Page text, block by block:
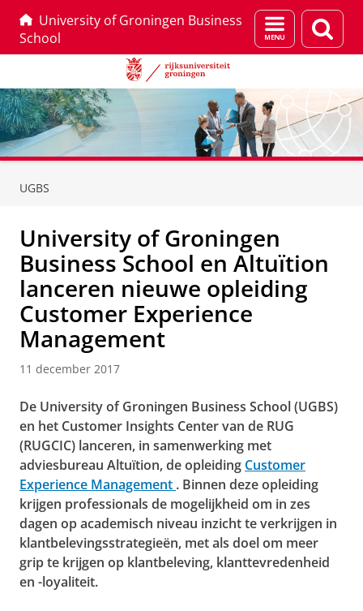
University of Groningen Business
School
Menu
en
UGBS
University of Groningen
Business School en Altuïtion
lanceren nieuwe opleiding
Customer Experience
Management
11 december 2017
De University of Groningen Business School (UGBS)
en het Customer Insights Center van de RUG
(RUGCIC) lanceren, in samenwerking met
adviesbureau Altuïtion, de opleiding Customer
Experience Management . Binnen deze opleiding
krijgen professionals de mogelijkheid om in zes
dagen op academisch niveau inzicht te verkrijgen in
klantbelevingsstrategieën, met als doel om meer
grip te krijgen op klantbeleving, klanttevredenheid
en -loyaliteit.